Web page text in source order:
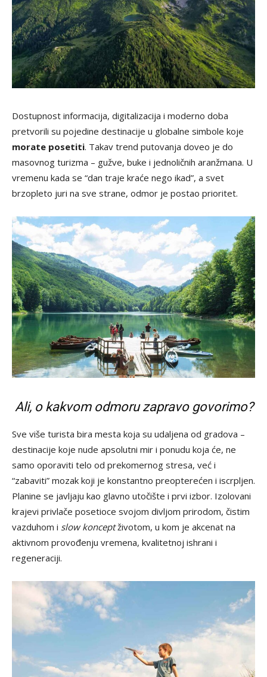
Dostupnost informacija, digitalizacija i moderno doba
pretvorili su pojedine destinacije u globalne simbole koje
morate posetiti. Takav trend putovanja doveo je do
masovnog turizma – gužve, buke i jednoličnih aranžmana. U
vremenu kada se “dan traje kraće nego ikad”, a svet
brzopleto juri na sve strane, odmor je postao prioritet.
Ali, o kakvom odmoru zapravo govorimo?
Sve više turista bira mesta koja su udaljena od gradova –
destinacije koje nude apsolutni mir i ponudu koja će, ne
samo oporaviti telo od prekomernog stresa, već i
“zabaviti” mozak koji je konstantno preopterećen i iscrpljen.
Planine se javljaju kao glavno utočište i prvi izbor. Izolovani
krajevi privlače posetioce svojom divljom prirodom, čistim
vazduhom i slow konceptživotom, u kom je akcenat na
aktivnom provođenju vremena, kvalitetnoj ishrani i
regeneraciji.